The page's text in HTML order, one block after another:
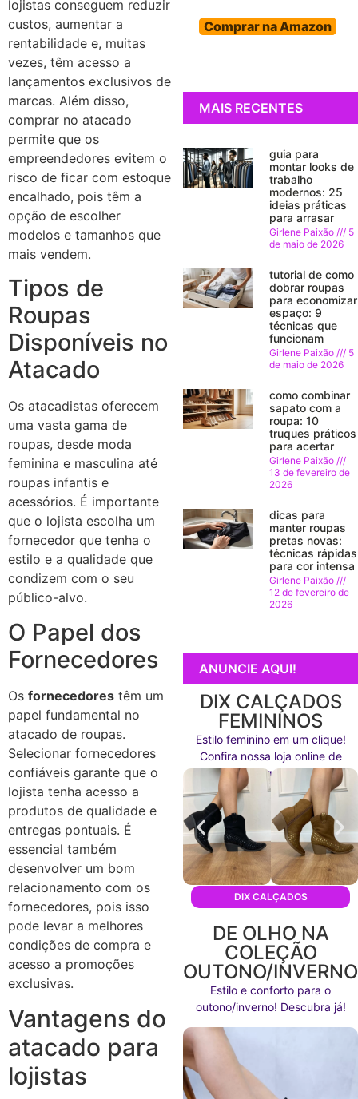
lojistas conseguem reduzir
custos, aumentar a
rentabilidade e, muitas
vezes, têm acesso a
lançamentos exclusivos de
marcas. Além disso,
comprar no atacado
permite que os
empreendedores evitem o
risco de ficar com estoque
encalhado, pois têm a
opção de escolher
modelos e tamanhos que
mais vendem.
Tipos de
Roupas
Disponíveis no
Atacado
Os atacadistas oferecem
uma vasta gama de
roupas, desde moda
feminina e masculina até
roupas infantis e
acessórios. É importante
que o lojista escolha um
fornecedor que tenha o
estilo e a qualidade que
condizem com o seu
público-alvo.
O Papel dos
Fornecedores
Os fornecedores têm um
papel fundamental no
atacado de roupas.
Selecionar fornecedores
confiáveis garante que o
lojista tenha acesso a
produtos de qualidade e
entregas pontuais. É
essencial também
desenvolver um bom
relacionamento com os
fornecedores, pois isso
pode levar a melhores
condições de compra e
acesso a promoções
exclusivas.
Vantagens do
atacado para
lojistas
Comprar na Amazon
MAIS RECENTES
guia para
montar looks de
trabalho
modernos: 25
ideias práticas
para arrasar
Girlene Paixão
5
de maio de 2026
tutorial de como
dobrar roupas
para economizar
espaço: 9
técnicas que
funcionam
Girlene Paixão
5
de maio de 2026
como combinar
sapato com a
roupa: 10
truques práticos
para acertar
Girlene Paixão
13 de fevereiro de
2026
dicas para
manter roupas
pretas novas:
técnicas rápidas
para cor intensa
Girlene Paixão
12 de fevereiro de
2026
ANUNCIE AQUI!
DIX CALÇADOS
FEMININOS
Estilo feminino em um clique!
Confira nossa loja online de
calçados agora mesmo!
DIX CALÇADOS
DE OLHO NA
COLEÇÃO
OUTONO/INVERNO
Estilo e conforto para o
outono/inverno! Descubra já!